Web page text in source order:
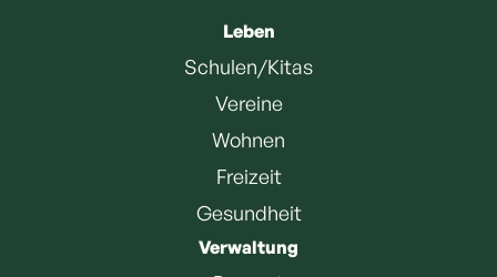
Leben
Schulen/Kitas
Vereine
Wohnen
Freizeit
Gesundheit
Verwaltung